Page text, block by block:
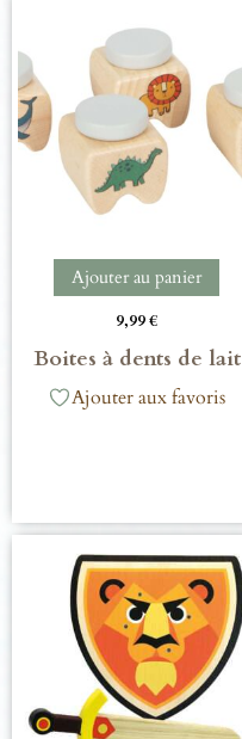
Ajouter au panier
9,99€
Boites à dents de lait
Ajouter aux favoris